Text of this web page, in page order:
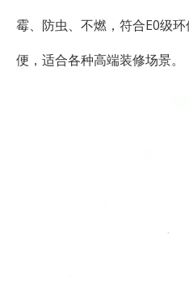
霉、防虫、不燃，符合E0级
便，适合各种高端装修场景。